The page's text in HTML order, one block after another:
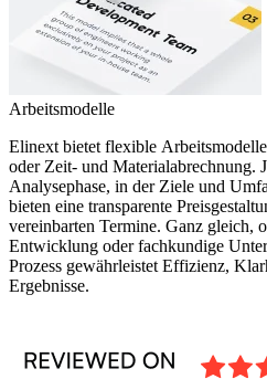
Arbeitsmodelle
Elinext bietet flexible
oder Zeit- und Materialabrechnung.
Analysephase, in der Ziele und
bieten eine transparente
vereinbarten Termine. Ganz gleich,
Entwicklung oder fachkundige
Prozess gewährleistet Effizienz,
Ergebnisse.